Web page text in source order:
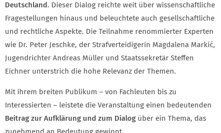
Deutschland. Dieser Dialog reichte weit über wissenschaftliche
Fragestellungen hinaus und beleuchtete auch gesellschaftliche
und rechtliche Aspekte. Die Teilnahme renommierter Experten
wie Dr. Peter Jeschke, der Strafverteidigerin Magdalena Markić,
Jugendrichter Andreas Müller und Staatssekretär Steffen
Eichner unterstrich die hohe Relevanz der Themen.
Mit ihrem breiten Publikum – von Fachleuten bis zu
Interessierten – leistete die Veranstaltung einen bedeutenden
Beitrag zur Aufklärung und zum Dialog über ein Thema, das